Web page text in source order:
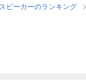
ピーカーのランキング